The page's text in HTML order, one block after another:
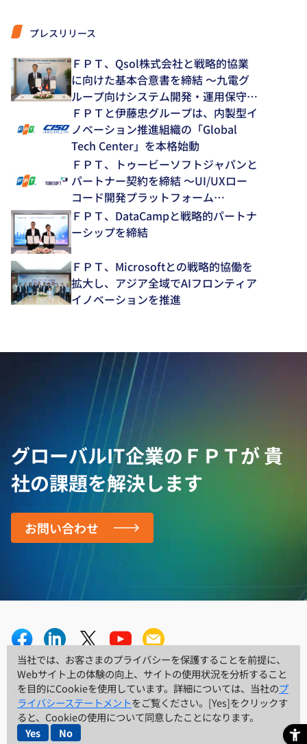
プレスリリース
ＦＰＴ、Qsol株式会社と戦略的協業
に向けた基本合意書を締結 ～九電グ
ループ向けシステム開発・運用保守領
域で中長期的な協業を推進～
ＦＰＴと伊藤忠グループは、内製型イ
ノベーション推進組織の「Global
Tech Center」を本格始動
ＦＰＴ、トゥービーソフトジャパンと
パートナー契約を締結 ～UI/UXロー
コード開発プラットフォーム
「NEXACRO」の技術支援体制を強化
～
ＦＰＴ、DataCampと戦略的パートナ
ーシップを締結
ＦＰＴ、Microsoftとの戦略的協働を
拡大し、アジア全域でAIフロンティア
イノベーションを推進
グローバルIT企業のＦＰＴが貴
社の課題を解決します
お問い合わせ
会社概要採用情報ニュースルームリソースセンター
お問い合わせ
サイトのご利用条件について ビジネス行動規範
当社では、お客さまのプライバシーを保護することを前提に、
Webサイト上の体験の向上、サイトの使用状況を分析すること
を目的にCookieを使用しています。詳細については、当社のプ
ライバシーステートメントをご覧ください。[Yes]をクリックす
ると、Cookieの使用について同意したことになります。
Yes
No
当社では、お客さまのプライバシーを保護することを前提に、
Webサイト上の体験の向上、サイトの使用状況を分析すること
を目的にCookieを使用しています。詳細については、当社のプ
ライバシーステートメントをご覧ください。[Yes]をクリックす
ると、Cookieの使用について同意したことになります。
Yes
No